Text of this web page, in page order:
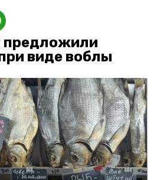
предложили
виде воблы